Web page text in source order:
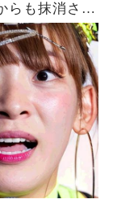
らも抹消され
約金や税金